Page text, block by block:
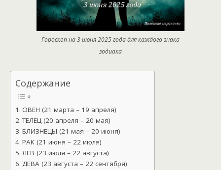
Гороскоп на 3 июня 2025 года для каждого знака
зодиака
Содержание
ОВЕН (21 марта – 19 апреля)
ТЕЛЕЦ (20 апреля – 20 мая)
БЛИЗНЕЦЫ (21 мая – 20 июня)
РАК (21 июня – 22 июля)
ЛЕВ (23 июля – 22 августа)
ДЕВА (23 августа – 22 сентября)